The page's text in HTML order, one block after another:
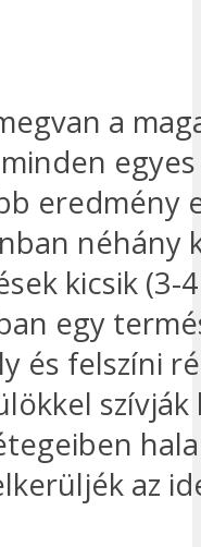
a
eredmény
néhány
kicsik (3-
egy
és felszíni
szívják
az